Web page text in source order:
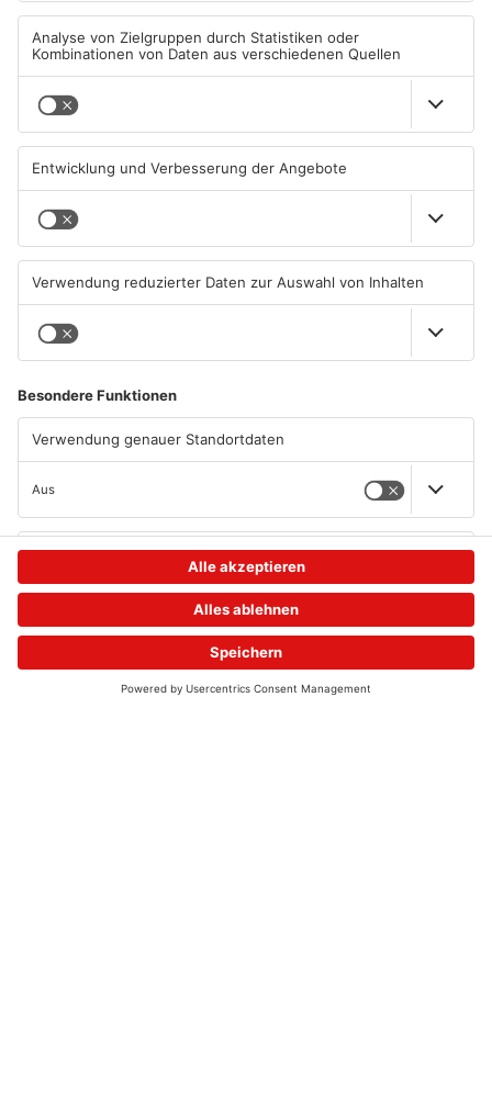
07.08.2026, 08:15 UHR IN KREIS
ASCHAFFENBURG
06.08.2026, 11:39 UHR IN KREIS
ASCHAFFENBURG